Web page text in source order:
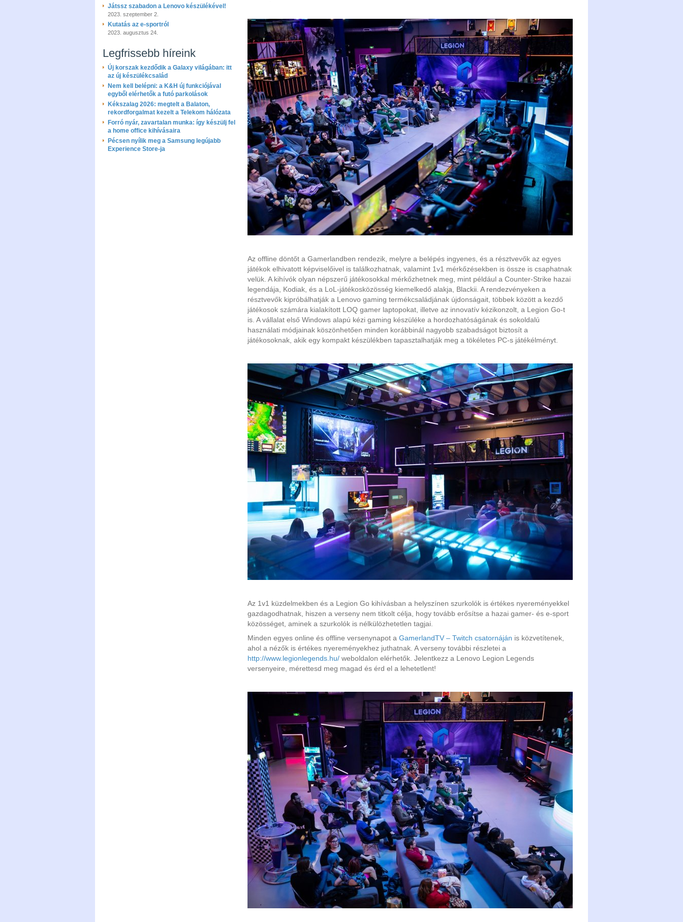
Játssz szabadon a Lenovo készülékével!
2023. szeptember 2.
Kutatás az e-sportról
2023. augusztus 24.
Legfrissebb híreink
Új korszak kezdődik a Galaxy világában: itt
az új készülékcsalád
Nem kell belépni: a K&H új funkciójával
egyből elérhetők a futó parkolások
Kékszalag 2026: megtelt a Balaton,
rekordforgalmat kezelt a Telekom hálózata
Forró nyár, zavartalan munka: így készülj fel
a home office kihívásaira
Pécsen nyílik meg a Samsung legújabb
Experience Store-ja
Az offline döntőt a Gamerlandben rendezik, melyre a belépés ingyenes, és a résztvevők az egyes
játékok elhivatott képviselőivel is találkozhatnak, valamint 1v1 mérkőzésekben is össze is csaphatnak
velük. A kihívók olyan népszerű játékosokkal mérkőzhetnek meg, mint például a Counter-Strike hazai
legendája, Kodiak, és a LoL-játékosközösség kiemelkedő alakja, Blackii. A rendezvényeken a
résztvevők kipróbálhatják a Lenovo gaming termékcsaládjának újdonságait, többek között a kezdő
játékosok számára kialakított LOQ gamer laptopokat, illetve az innovatív kézikonzolt, a Legion Go-t
is. A vállalat első Windows alapú kézi gaming készüléke a hordozhatóságának és sokoldalú
használati módjainak köszönhetően minden korábbinál nagyobb szabadságot biztosít a
játékosoknak, akik egy kompakt készülékben tapasztalhatják meg a tökéletes PC-s játékélményt.
Az 1v1 küzdelmekben és a Legion Go kihívásban a helyszínen szurkolók is értékes nyereményekkel
gazdagodhatnak, hiszen a verseny nem titkolt célja, hogy tovább erősítse a hazai gamer- és e-sport
közösséget, aminek a szurkolók is nélkülözhetetlen tagjai.
Minden egyes online és offline versenynapot a GamerlandTV – Twitch csatornáján is közvetítenek,
ahol a nézők is értékes nyereményekhez juthatnak. A verseny további részletei a
http://www.legionlegends.hu/ weboldalon elérhetők. Jelentkezz a Lenovo Legion Legends
versenyeire, mérettesd meg magad és érd el a lehetetlent!